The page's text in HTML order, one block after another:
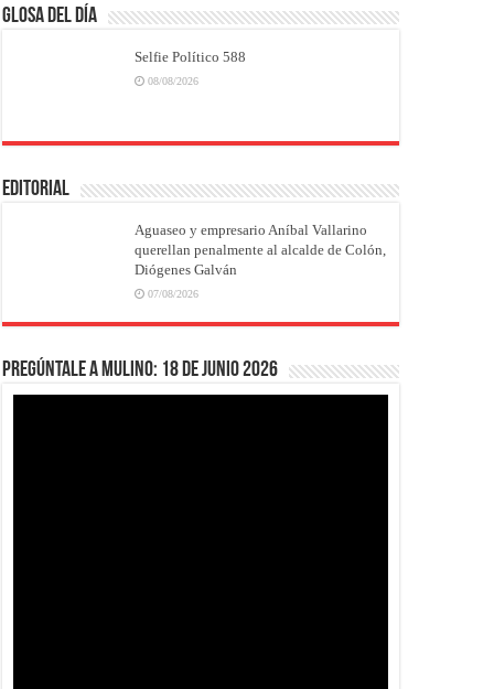
Glosa del Día
Selfie Político 588
08/08/2026
EDITORIAL
Aguaseo y empresario Aníbal Vallarino
querellan penalmente al alcalde de Colón,
Diógenes Galván
07/08/2026
Pregúntale a Mulino: 18 de junio 2026